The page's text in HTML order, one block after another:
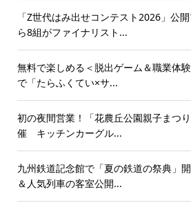
「Z世代はみ出せコンテスト2026」公
ら8組がファイナリスト...
無料で楽しめる＜脱出ゲーム＆職業体
で「たらふくてい×サ...
初の夜間営業！「花農丘公園親子まつ
催 キッチンカーグル...
九州鉄道記念館で「夏の鉄道の祭典」
＆人気列車の客室公開...